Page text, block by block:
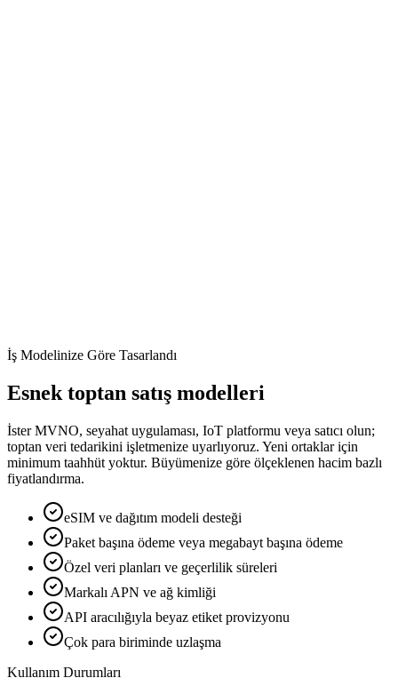
İş Modelinize Göre Tasarlandı
Esnek toptan satış modelleri
İster MVNO, seyahat uygulaması, IoT platformu veya satıcı olun;
toptan veri tedarikini işletmenize uyarlıyoruz. Yeni ortaklar için
minimum taahhüt yoktur. Büyümenize göre ölçeklenen hacim bazlı
fiyatlandırma.
eSIM ve dağıtım modeli desteği
Paket başına ödeme veya megabayt başına ödeme
Özel veri planları ve geçerlilik süreleri
Markalı APN ve ağ kimliği
API aracılığıyla beyaz etiket provizyonu
Çok para biriminde uzlaşma
Kullanım Durumları